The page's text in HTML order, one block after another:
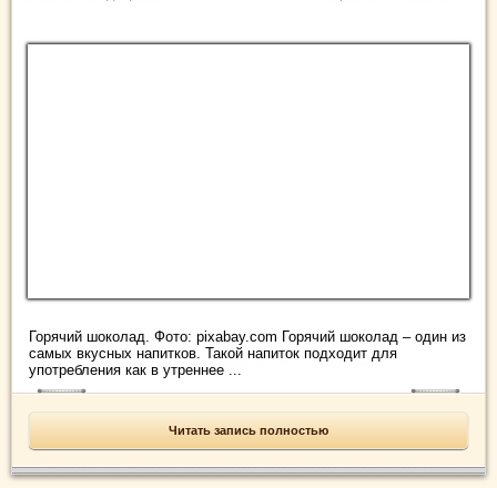
Горячий шоколад. Фото: pixabay.com Горячий шоколад – один из
самых вкусных напитков. Такой напиток подходит для
употребления как в утреннее ...
Читать запись полностью